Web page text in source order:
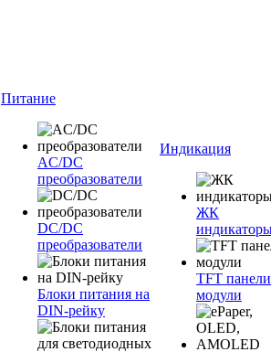
Питание
AC/DC
преобразователи
DC/DC
преобразователи
Блоки питания на
DIN-рейку
Индикация
ЖК
TFT
модули